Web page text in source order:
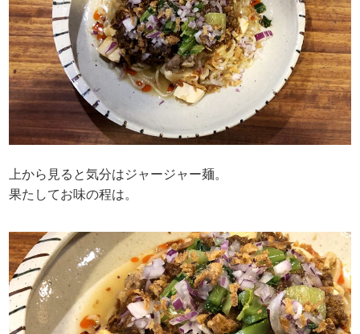
上から見ると気分はジャージャー麺。
果たしてお味の程は。